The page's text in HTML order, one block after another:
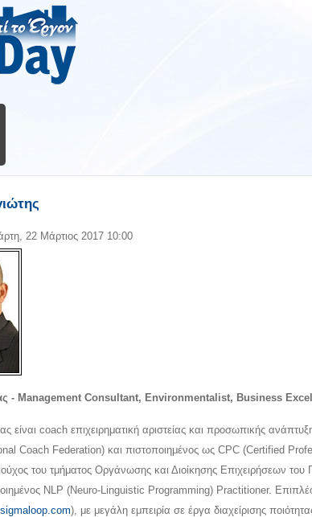
22 Μάρτιος 2017 10:00
- Management Consultant, Environmentalist, Business
είναι coach επιχειρηματική αριστείας και προσωπικής
Coach Federation) και πιστοποιημένος ως CPC (Certified
του τμήματος Οργάνωσης και Διοίκησης Επιχειρήσεων του
NLP (Neuro-Linguistic Programming) Practitioner.
), με μεγάλη εμπειρία σε έργα διαχείρισης